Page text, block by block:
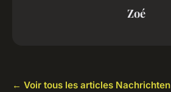
Zoé
← Voir tous les articles Nachrichten